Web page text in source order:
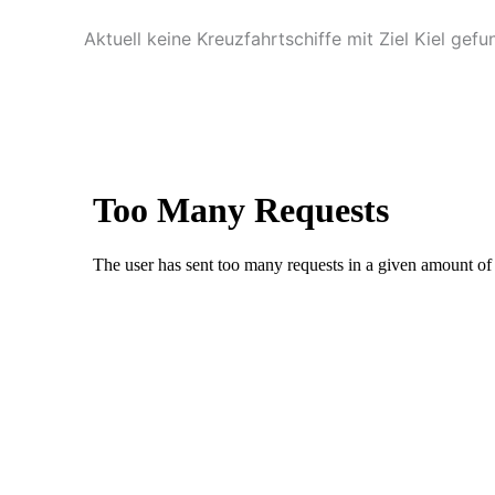
Aktuell keine Kreuzfahrtschiffe mit Ziel Kiel